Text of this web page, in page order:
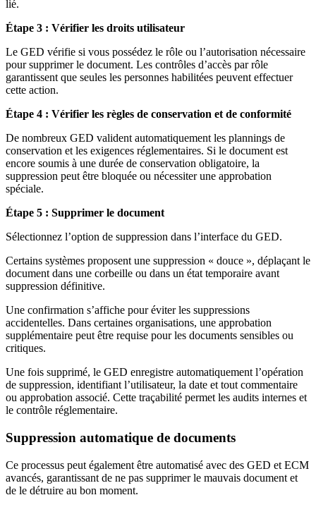
lié.
Étape 3 : Vérifier les droits utilisateur
Le GED vérifie si vous possédez le rôle ou l’autorisation nécessaire
pour supprimer le document. Les contrôles d’accès par rôle
garantissent que seules les personnes habilitées peuvent effectuer
cette action.
Étape 4 : Vérifier les règles de conservation et de conformité
De nombreux GED valident automatiquement les plannings de
conservation et les exigences réglementaires. Si le document est
encore soumis à une durée de conservation obligatoire, la
suppression peut être bloquée ou nécessiter une approbation
spéciale.
Étape 5 : Supprimer le document
Sélectionnez l’option de suppression dans l’interface du GED.
Certains systèmes proposent une suppression « douce », déplaçant le
document dans une corbeille ou dans un état temporaire avant
suppression définitive.
Une confirmation s’affiche pour éviter les suppressions
accidentelles. Dans certaines organisations, une approbation
supplémentaire peut être requise pour les documents sensibles ou
critiques.
Une fois supprimé, le GED enregistre automatiquement l’opération
de suppression, identifiant l’utilisateur, la date et tout commentaire
ou approbation associé. Cette traçabilité permet les audits internes et
le contrôle réglementaire.
Suppression automatique de documents
Ce processus peut également être automatisé avec des GED et ECM
avancés, garantissant de ne pas supprimer le mauvais document et
de le détruire au bon moment.